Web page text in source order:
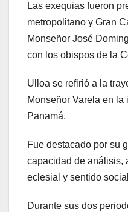
Las exequias fueron
metropolitano y Gran
Monseñor José
con los obispos de la
Ulloa se refirió a la
Monseñor Varela en
Panamá.
Fue destacado por su
capacidad de análisis,
eclesial y sentido
Durante sus dos